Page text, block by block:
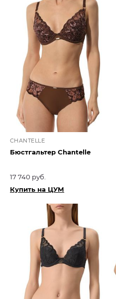
CHANTELLE
Бюстгальтер Chantelle
17 740 руб.
Купить на ЦУМ